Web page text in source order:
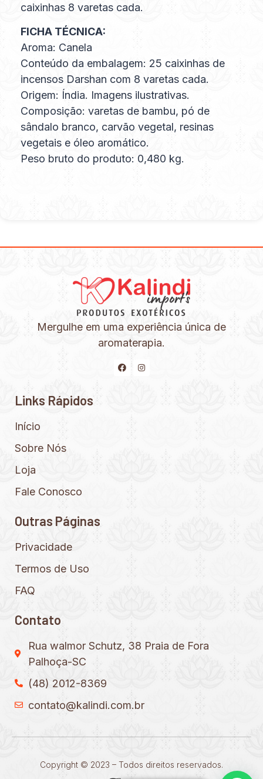
caixinhas 8 varetas cada.
FICHA TÉCNICA:
Aroma: Canela
Conteúdo da embalagem: 25 caixinhas de
incensos Darshan com 8 varetas cada.
Origem: Índia. Imagens ilustrativas.
Composição: varetas de bambu, pó de
sândalo branco, carvão vegetal, resinas
vegetais e óleo aromático.
Peso bruto do produto: 0,480 kg.
Mergulhe em uma experiência única de
aromaterapia.
Links Rápidos
Início
Sobre Nós
Loja
Fale Conosco
Outras Páginas
Privacidade
Termos de Uso
FAQ
Contato
Rua walmor Schutz, 38 Praia de Fora
Palhoça-SC
(48) 2012-8369
contato@kalindi.com.br
Copyright © 2023 – Todos direitos reservados.